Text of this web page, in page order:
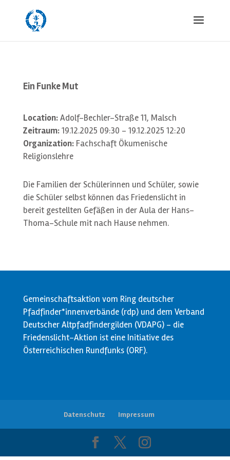
Ein Funke Mut
Location:Adolf-Bechler-Straße 11, Malsch
Zeitraum:19.12.2025 09:30 - 19.12.2025 12:20
Organization:Fachschaft Ökumenische
Religionslehre
Die Familien der Schülerinnen und Schüler, sowie
die Schüler selbst können das Friedenslicht in
bereit gestellten Gefäßen in der Aula der Hans-
Thoma-Schule mit nach Hause nehmen.
Gemeinschaftsaktion vom Ring deutscher
Pfadfinder*innenverbände (rdp) und dem Verband
Deutscher Altpfadfindergilden (VDAPG) - die
Friedenslicht-Aktion ist eine Initiative des
Österreichischen Rundfunks (ORF).
Datenschutz Impressum